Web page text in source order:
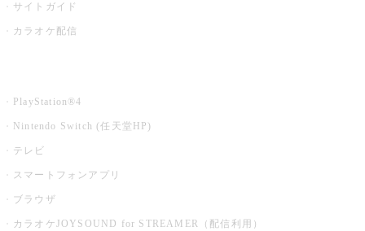
サイトガイド
カラオケ配信
PlayStation®4
Nintendo Switch (任天堂HP)
テレビ
スマートフォンアプリ
ブラウザ
カラオケJOYSOUND for STREAMER（配信利用）